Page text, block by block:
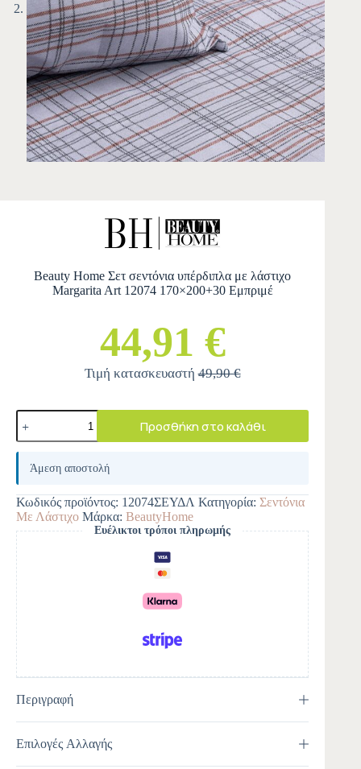
Beauty Home Σετ σεντόνια υπέρδιπλα με λάστιχο
Margarita Art 12074 170×200+30 Εμπριμέ
44,91 €
Τιμή κατασκευαστή49,90 €
Προσθήκη στο καλάθι
A
e
r
n
a
t
i
v
e
:
Άμεση αποστολή
Κωδικός προϊόντος: 12074ΣΕΥΔΛ Κατηγορία: Σεντόνια
Με Λάστιχο Μάρκα: BeautyHome
Ευέλικτοι τρόποι πληρωμής
Περιγραφή
Επιλογές Αλλαγής